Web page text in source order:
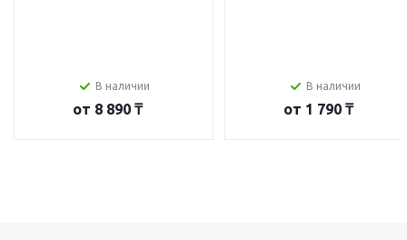
В наличии
от 8 890 ₸
В наличии
от 1 790 ₸